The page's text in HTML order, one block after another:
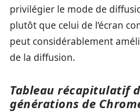
privilégier le mode de
plutôt que celui de l’écran
peut considérablement
de la diffusion.
Tableau récapitulatif
générations de